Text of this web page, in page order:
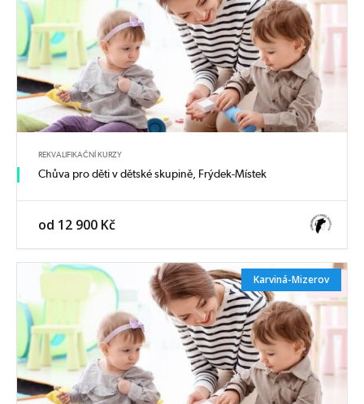
REKVALIFIKAČNÍ KURZY
Chůva pro děti v dětské skupině, Frýdek-Místek
od 12 900 Kč
Karviná-Mizerov